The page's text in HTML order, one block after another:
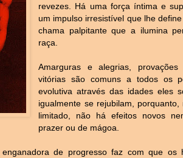
revezes. Há uma força íntima e
um impulso irresistível que lhe
chama palpitante que a ilumina
raça.
Amarguras e alegrias,
vitórias são comuns a todos os
evolutiva através das idades eles
igualmente se rejubilam,
limitado, não há efeitos novos
prazer ou de mágoa.
de progresso faz com que os